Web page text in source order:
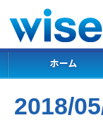
2018/